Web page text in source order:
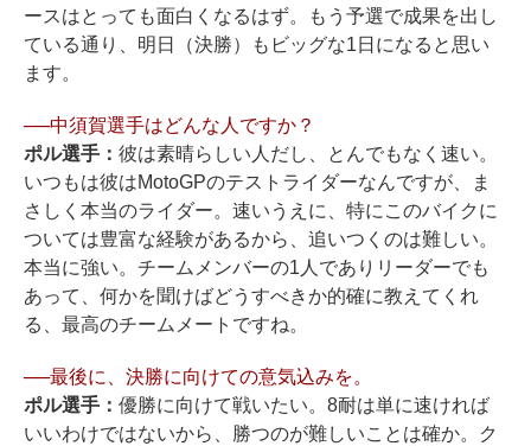
ースはとっても面白くなるはず。もう予選で成果を出し
ている通り、明日（決勝）もビッグな1日になると思い
ます。
──中須賀選手はどんな人ですか？
ポル選手： 彼は素晴らしい人だし、とんでもなく速い。
いつもは彼はMotoGPのテストライダーなんですが、ま
さしく本当のライダー。速いうえに、特にこのバイクに
ついては豊富な経験があるから、追いつくのは難しい。
本当に強い。チームメンバーの1人でありリーダーでも
あって、何かを聞けばどうすべきか的確に教えてくれ
る、最高のチームメートですね。
──最後に、決勝に向けての意気込みを。
ポル選手： 優勝に向けて戦いたい。8耐は単に速ければ
いいわけではないから、勝つのが難しいことは確か。ク